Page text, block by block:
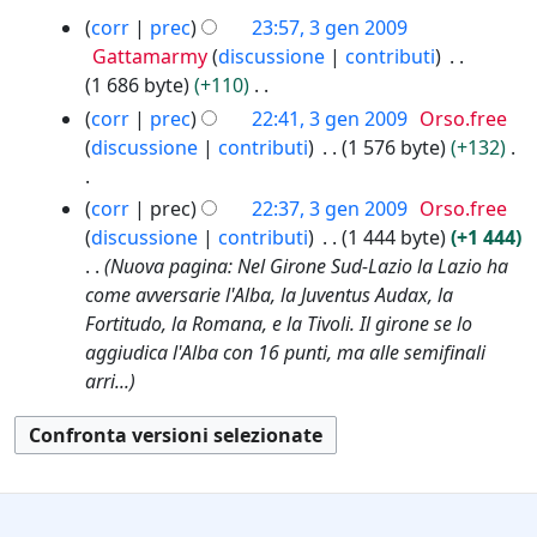
c
a
f
c
a
m
o
d
i
f
c
a
e
l
a
m
o
d
i
f
i
c
a
t
t
o
d
e
l
l
a
m
o
d
i
f
i
c
a
g
g
e
t
t
o
d
e
l
l
a
m
o
d
i
i
s
u
n
o
g
e
t
o
d
e
l
a
m
o
e
s
u
n
o
g
g
t
t
o
d
l
a
corr prec
23:57, 3 gen 2009
Gattamarmy discussione
contributi
1 686 byte
+110
N
e
s
u
n
o
g
g
e
t
o
d
corr prec 22:41, 3 gen 2009 Orso.free
discussione
contributi 1 576 byte +132
N
e
s
u
n
o
g
e
t
corr prec 22:37, 3 gen 2009 Orso.free
discussione
contributi 1 444 byte
+1 444
Nuova pagina: Nel Girone Sud-Lazio la Lazio ha
come avversarie l'Alba, la Juventus Audax, la
Fortitudo, la Romana, e la Tivoli. Il girone se lo
aggiudica l'Alba con 16 punti, ma alle semifinali
arri...